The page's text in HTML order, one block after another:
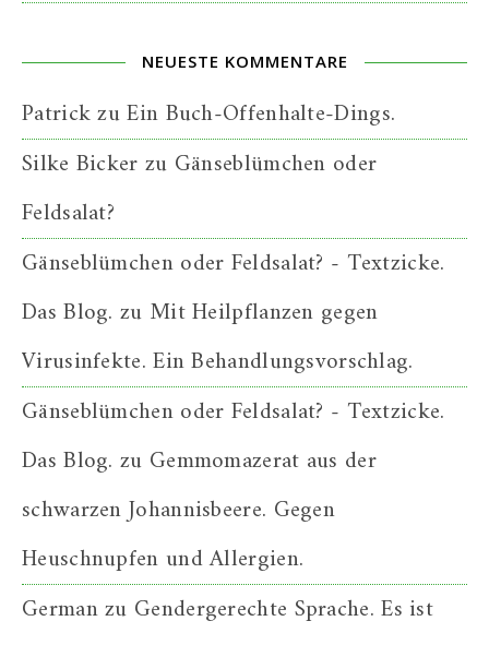
NEUESTE KOMMENTARE
PatrickzuEin Buch-Offenhalte-Dings.
Silke Bickerzu Gänseblümchen oder
Feldsalat?
Gänseblümchen oder Feldsalat? - Textzicke.
Das Blog. zu Mit Heilpflanzen gegen
Virusinfekte. Ein Behandlungsvorschlag.
Gänseblümchen oder Feldsalat? - Textzicke.
Das Blog. zu Gemmomazerat aus der
schwarzen Johannisbeere. Gegen
Heuschnupfen und Allergien.
Germanzu Gendergerechte Sprache. Es ist